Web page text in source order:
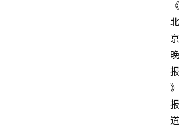
《
北
京
晚
报
》
报
道